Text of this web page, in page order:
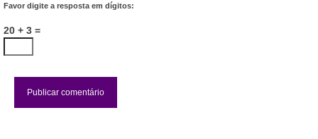
Favor digite a resposta em dígitos:
20 + 3 =